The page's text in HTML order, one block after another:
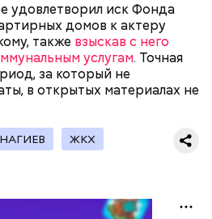
удовлетворил иск Фонда
домов к актеру
также взыскав с него
услугам. Точная
за который не
в открытых материалах не
ЖКХ
деятельность в области
рекламы в социальных
своих доходов часть
мотивационных курсов и
Гасанов получал на
как физического лица, а
прокуратуре
февраля того же года,
вместе в машине,
приятеля морсом с
два дня Константин умер в